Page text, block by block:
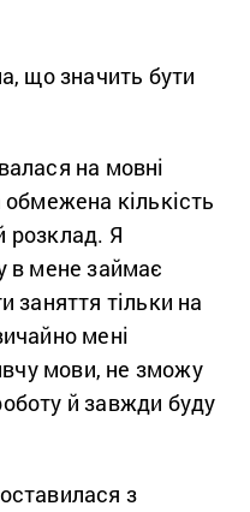
що значить бути
на мовні
кількість
розклад. Я
в мене займає
заняття тільки на
мені
мови, не зможу
й завжди буду
з